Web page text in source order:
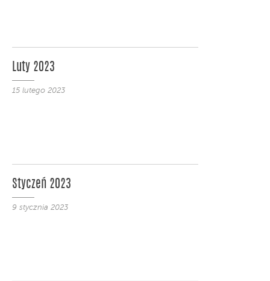
Luty 2023
15 lutego 2023
Styczeń 2023
9 stycznia 2023